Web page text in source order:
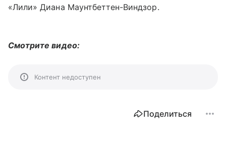
«Лили» Диана Маунтбеттен-Виндзор.
Смотрите видео:
Контент недоступен
Поделиться